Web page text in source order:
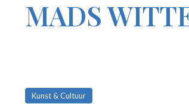
MADS
Kunst & Cultuur